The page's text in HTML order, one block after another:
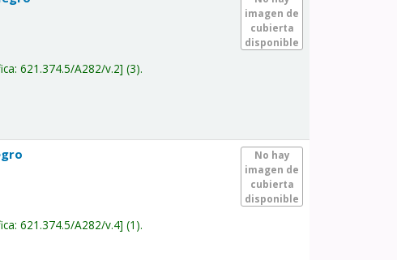
imagen de
cubierta
disponible
621.374.5/A282/v.2 (3).
No hay
imagen de
cubierta
disponible
621.374.5/A282/v.4 (1).